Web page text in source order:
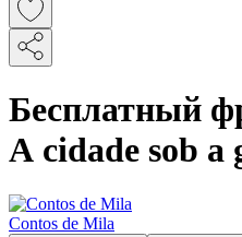
Бесплатный
A cidade sob a
Сontos de Mila